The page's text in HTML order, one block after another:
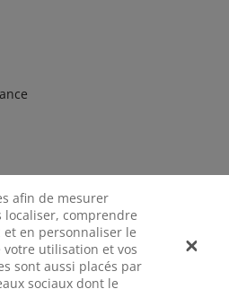
afin de mesurer
localiser, comprendre
et en personnaliser le
utilisation et vos
sont aussi placés par
sociaux dont le